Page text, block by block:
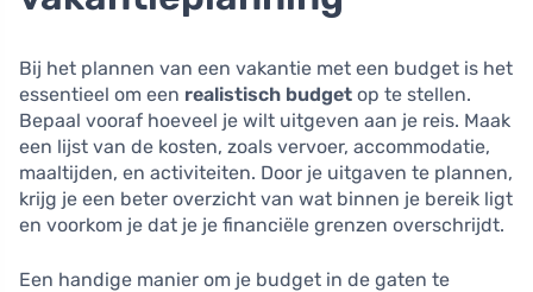
Bij het plannen van een vakantie met een budget is het
essentieel om een realistisch budget op te stellen.
Bepaal vooraf hoeveel je wilt uitgeven aan je reis. Maak
een lijst van de kosten, zoals vervoer, accommodatie,
maaltijden, en activiteiten. Door je uitgaven te plannen,
krijg je een beter overzicht van wat binnen je bereik ligt
en voorkom je dat je je financiële grenzen overschrijdt.
Een handige manier om je budget in de gaten te